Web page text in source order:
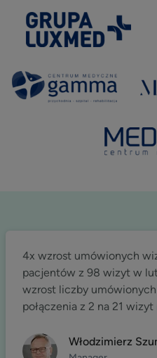
4x wzrost umówionych
pacjentów z 98 wizyt w
wzrost liczby
połączenia z 2 na 21
Włodzimierz